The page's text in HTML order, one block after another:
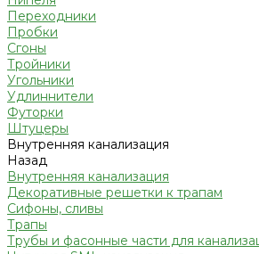
Переходники
Пробки
Сгоны
Тройники
Угольники
Удлиннители
Футорки
Штуцеры
Внутренняя канализация
Назад
Внутренняя канализация
Декоративные решетки к трапам
Сифоны, сливы
Трапы
Трубы и фасонные части для